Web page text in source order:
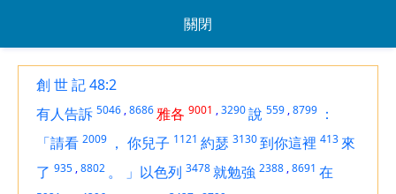
關閉
創 世 記 48:2
有人告訴 5046 ,8686雅各 9001 ,3290說 559 ,8799 ：
「請看 2009 ， 你兒子 1121 約瑟 3130到你這裡 413 來
了 935 ,8802 。 」以色列 3478就勉強 2388 ,8691 在